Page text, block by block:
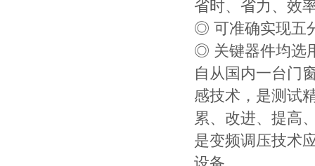
省时、省力、效
◎ 可准确实现五
◎ 关键器件均选
自从国内一台门
感技术，是测试
累、改进、提高
是变频调压技术